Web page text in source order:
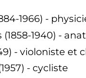
1966) -
1940) -
- violoniste et
- cycliste